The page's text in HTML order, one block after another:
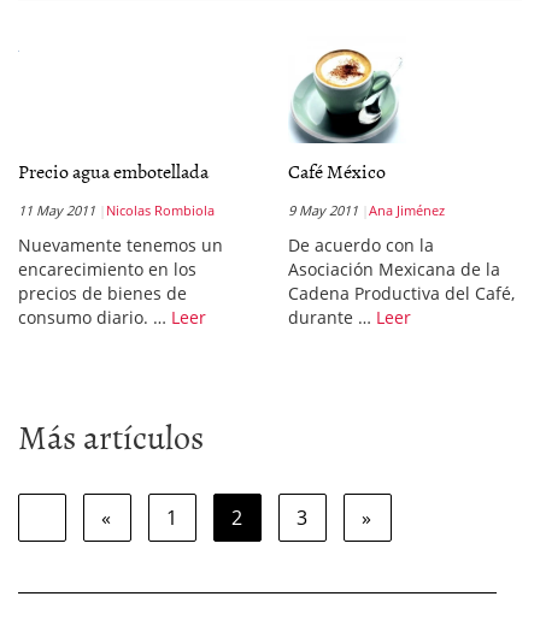
Precio agua embotellada
11 May 2011 Nicolas Rombiola
Nuevamente tenemos un
encarecimiento en los
precios de bienes de
consumo diario. … Leer
Café México
9 May 2011 Ana Jiménez
De acuerdo con la
Asociación Mexicana de la
Cadena Productiva del Café,
durante … Leer
Más artículos
« 1 2 3 »